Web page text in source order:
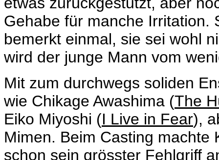
Gehabe für manche Irritation.
bemerkt einmal, sie sei wohl
wird der junge Mann vom
Mit zum durchwegs soliden
wie Chikage Awashima (The
Eiko Miyoshi (I Live in Fear),
Mimen. Beim Casting machte
schon sein grösster Fehlgriff